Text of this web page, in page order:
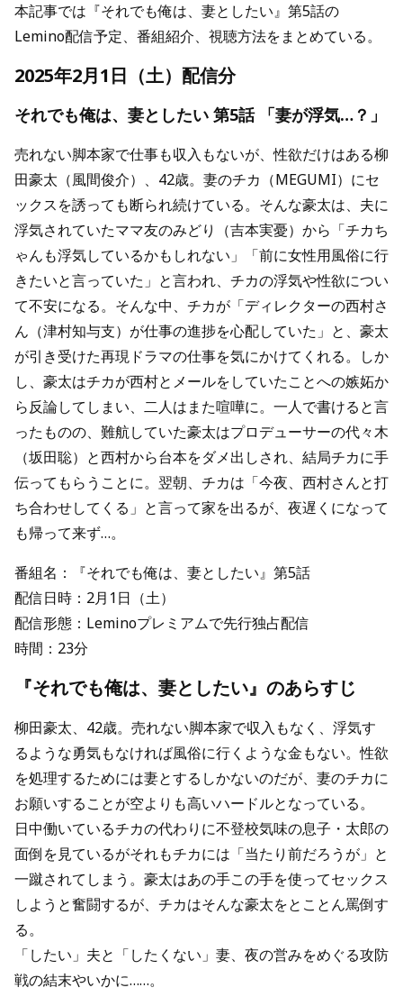
本記事では『それでも俺は、妻としたい』第5話の
Lemino配信予定、番組紹介、視聴方法をまとめている。
2025年2月1日（土）配信分
それでも俺は、妻としたい 第5話 「妻が浮気…？」
売れない脚本家で仕事も収入もないが、性欲だけはある柳
田豪太（風間俊介）、42歳。妻のチカ（MEGUMI）にセ
ックスを誘っても断られ続けている。そんな豪太は、夫に
浮気されていたママ友のみどり（吉本実憂）から「チカち
ゃんも浮気しているかもしれない」「前に女性用風俗に行
きたいと言っていた」と言われ、チカの浮気や性欲につい
て不安になる。そんな中、チカが「ディレクターの西村さ
ん（津村知与支）が仕事の進捗を心配していた」と、豪太
が引き受けた再現ドラマの仕事を気にかけてくれる。しか
し、豪太はチカが西村とメールをしていたことへの嫉妬か
ら反論してしまい、二人はまた喧嘩に。一人で書けると言
ったものの、難航していた豪太はプロデューサーの代々木
（坂田聡）と西村から台本をダメ出しされ、結局チカに手
伝ってもらうことに。翌朝、チカは「今夜、西村さんと打
ち合わせしてくる」と言って家を出るが、夜遅くになって
も帰って来ず…。
番組名：『それでも俺は、妻としたい』第5話
配信日時：2月1日（土）
配信形態：Leminoプレミアムで先行独占配信
時間：23分
『それでも俺は、妻としたい』のあらすじ
柳田豪太、42歳。売れない脚本家で収入もなく、浮気す
るような勇気もなければ風俗に行くような金もない。性欲
を処理するためには妻とするしかないのだが、妻のチカに
お願いすることが空よりも高いハードルとなっている。
日中働いているチカの代わりに不登校気味の息子・太郎の
面倒を見ているがそれもチカには「当たり前だろうが」と
一蹴されてしまう。豪太はあの手この手を使ってセックス
しようと奮闘するが、チカはそんな豪太をとことん罵倒す
る。
「したい」夫と「したくない」妻、夜の営みをめぐる攻防
戦の結末やいかに……。